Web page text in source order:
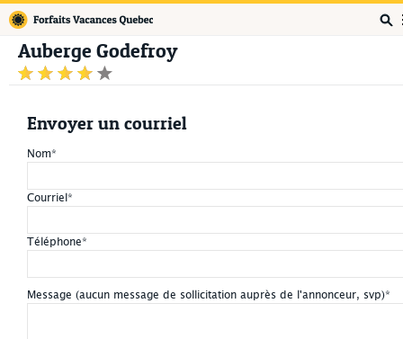
Auberge Godefroy
Envoyer un courriel
Nom*
Courriel *
Téléphone*
Message (aucun message de sollicitation auprès de l'annonceur, svp)*